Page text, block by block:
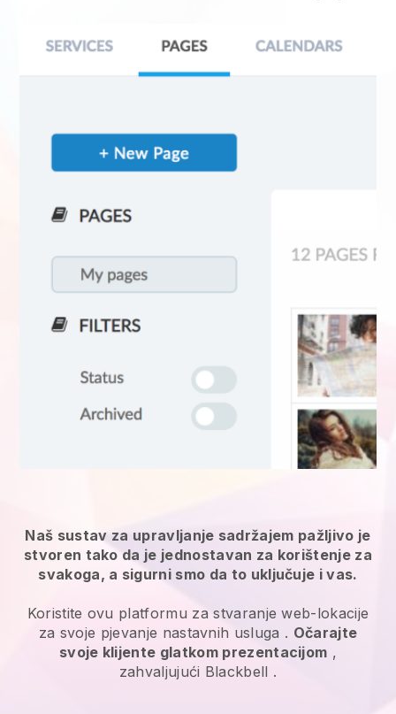
Naš sustav za upravljanje sadržajem pažljivo je
stvoren tako da je jednostavan za korištenje za
svakoga, a sigurni smo da to uključuje i vas.
Koristite ovu platformu za stvaranje web-lokacije
za svoje pjevanje nastavnih usluga . Očarajte
svoje klijente glatkom prezentacijom ,
zahvaljujući Blackbell .